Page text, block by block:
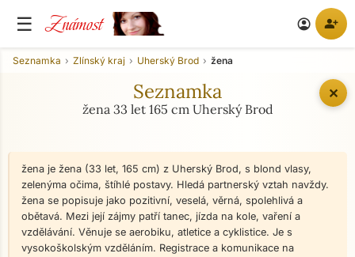
☰ Známost account_circle person_add
✕
Seznamka Zlínský kraj Uherský Brod žena
Seznamka
žena 33 let 165 cm Uherský Brod
žena je žena (33 let, 165 cm) z Uherský Brod, s blond vlasy,
zelenýma očima, štíhlé postavy. Hledá partnerský vztah navždy.
žena se popisuje jako pozitivní, veselá, věrná, spolehlivá a
obětavá. Mezi její zájmy patří tanec, jízda na kole, vaření a
vzdělávání. Věnuje se aerobiku, atletice a cyklistice. Je s
vysokoškolským vzděláním. Registrace a komunikace na